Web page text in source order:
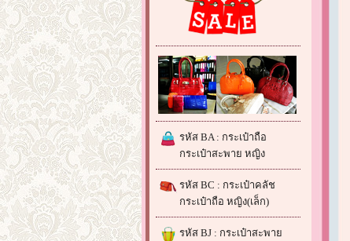
รหัส BA : กระเป๋าถือ
กระเป๋าสะพาย หญิง
รหัส BC : กระเป๋าคลัช
กระเป๋าถือ หญิง(เล็ก)
รหัส BJ : กระเป๋าสะพาย